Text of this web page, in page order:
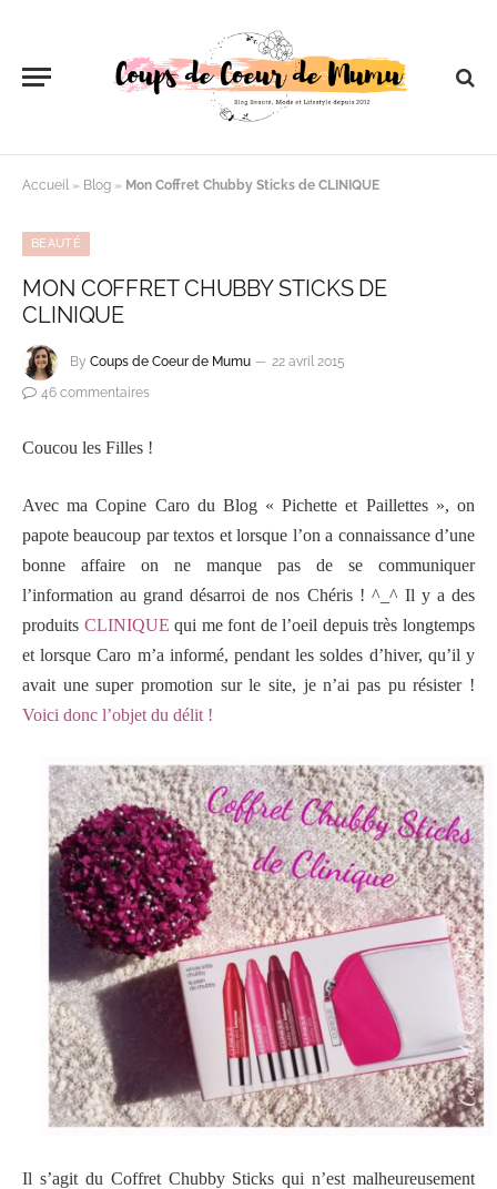
Accueil » Blog » Mon Coffret Chubby Sticks de CLINIQUE
BEAUTÉ
MON COFFRET CHUBBY STICKS DE
CLINIQUE
By Coups de Coeur de Mumu
22 avril 2015
46 commentaires
Coucou les Filles !
Avec ma Copine Caro du Blog « Pichette et Paillettes », on
papote beaucoup par textos et lorsque l’on a connaissance d’une
bonne affaire on ne manque pas de se communiquer
l’information au grand désarroi de nos Chéris ! ^_^ Il y a des
produits CLINIQUE qui me font de l’oeil depuis très longtemps
et lorsque Caro m’a informé, pendant les soldes d’hiver, qu’il y
avait une super promotion sur le site, je n’ai pas pu résister !
Voici donc l’objet du délit !
Il s’agit du Coffret Chubby Sticks qui n’est malheureusement